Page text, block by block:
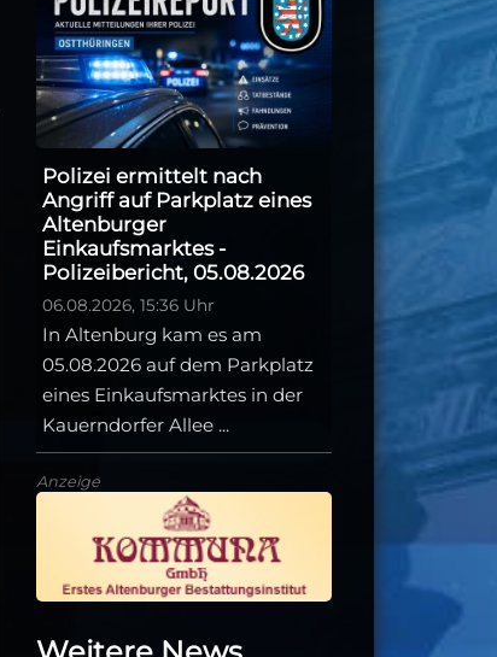
Polizei ermittelt nach
Angriff auf Parkplatz eines
Altenburger
Einkaufsmarktes -
Polizeibericht, 05.08.2026
06.08.2026, 15:36 Uhr
In Altenburg kam es am
05.08.2026 auf dem Parkplatz
eines Einkaufsmarktes in der
Kauerndorfer Allee ...
Anzeige